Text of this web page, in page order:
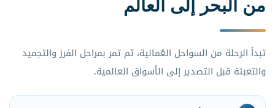
من البحر إلى العالم
تبدأ الرحلة من السواحل العُمانية، ثم تمر بمراحل الفرز والتجميد
والتعبئة قبل التصدير إلى الأسواق العالمية.